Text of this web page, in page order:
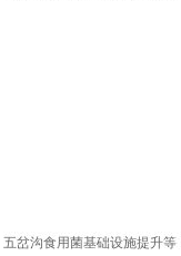
岔沟食用菌基础设施提升等